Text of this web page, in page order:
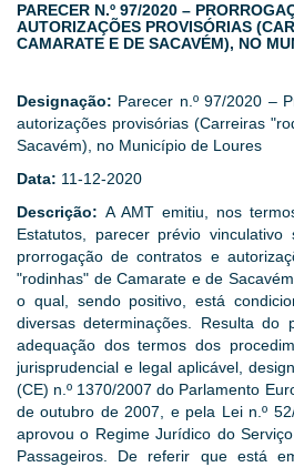
PARECER N.º 97/2020 –
AUTORIZAÇÕES PROVISÓRIAS
CAMARATE E DE SACAVÉM), NO
Designação: Parecer n.º 97/2020 –
autorizações provisórias (Carreiras
Sacavém), no Município de Loures
Data: 11-12-2020
Descrição: A AMT emitiu, nos
Estatutos, parecer prévio
prorrogação de contratos e
"rodinhas" de Camarate e de
o qual, sendo positivo, está
diversas determinações. Resulta do
adequação dos termos dos
jurisprudencial e legal aplicável,
(CE) n.º 1370/2007 do Parlamento
de outubro de 2007, e pela Lei n.º
aprovou o Regime Jurídico do
Passageiros. De referir que está